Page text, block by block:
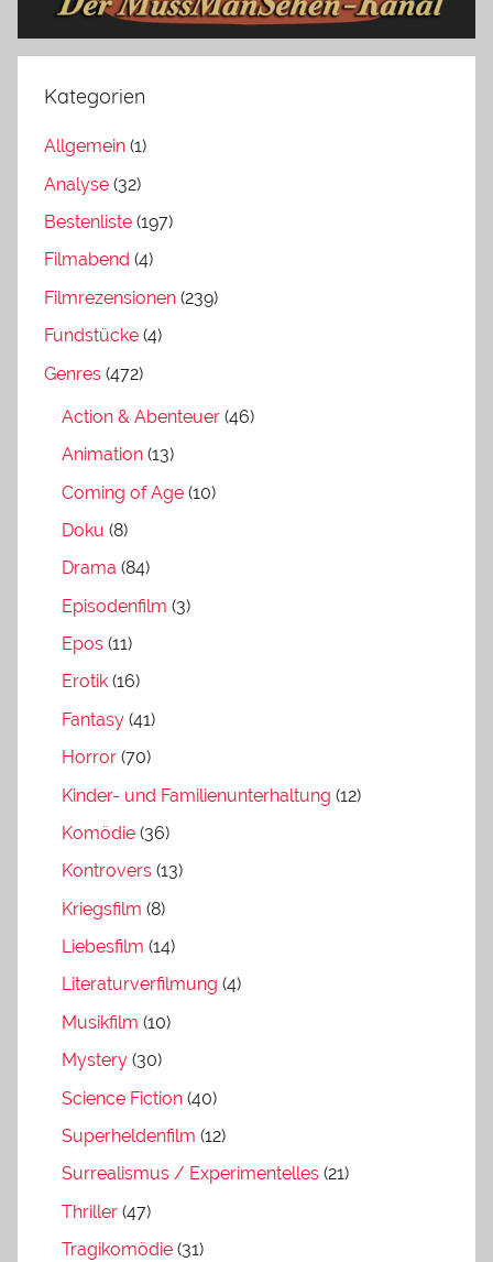
Kategorien
Allgemein (1)
Analyse (32)
Bestenliste (197)
Filmabend (4)
Filmrezensionen (239)
Fundstücke (4)
Genres (472)
Action & Abenteuer (46)
Animation (13)
Coming of Age (10)
Doku (8)
Drama (84)
Episodenfilm (3)
Epos (11)
Erotik (16)
Fantasy (41)
Horror (70)
Kinder- und Familienunterhaltung (12)
Komödie (36)
Kontrovers (13)
Kriegsfilm (8)
Liebesfilm (14)
Literaturverfilmung (4)
Musikfilm (10)
Mystery (30)
Science Fiction (40)
Superheldenfilm (12)
Surrealismus / Experimentelles (21)
Thriller (47)
Tragikomödie (31)